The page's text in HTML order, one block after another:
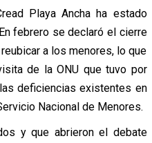
Playa Ancha ha estado
febrero se declaró el cierre
a los menores, lo que
de la ONU que tuvo por
deficiencias existentes en
Nacional de Menores.
y que abrieron el debate